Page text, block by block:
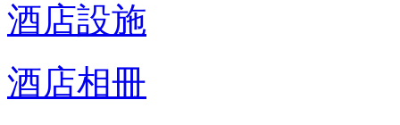
酒店設施
酒店相冊